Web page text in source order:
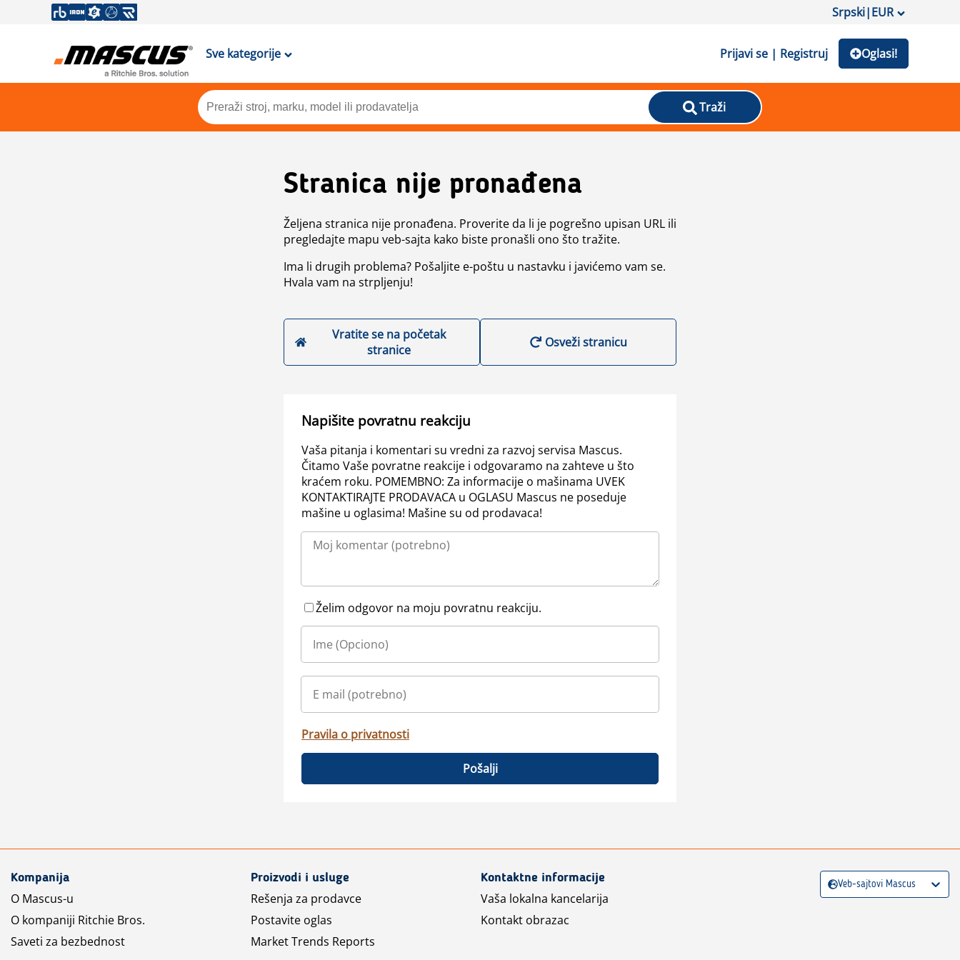
Srpski|EUR
Sve kategorije Prijavi se | Registruj Oglasi!
Traži
Stranica nije pronađena
Željena stranica nije pronađena. Proverite da li je pogrešno upisan URL ili
pregledajte mapu veb-sajta kako biste pronašli ono što tražite.
Ima li drugih problema? Pošaljite e-poštu u nastavku i javićemo vam se.
Hvala vam na strpljenju!
Vratite se na početak
stranice
Osveži stranicu
Napišite povratnu reakciju
Vaša pitanja i komentari su vredni za razvoj servisa Mascus.
Čitamo Vaše povratne reakcije i odgovaramo na zahteve u što
kraćem roku. POMEMBNO: Za informacije o mašinama UVEK
KONTAKTIRAJTE PRODAVACA u OGLASU Mascus ne poseduje
mašine u oglasima! Mašine su od prodavaca!
Želim odgovor na moju povratnu reakciju.
Pravila o privatnosti
Pošalji
Kompanija
O Mascus-u
O kompaniji Ritchie Bros.
Saveti za bezbednost
Proizvodi i usluge
Rešenja za prodavce
Postavite oglas
Market Trends Reports
Kontaktne informacije
Vaša lokalna kancelarija
Kontakt obrazac
Veb-sajtovi Mascus